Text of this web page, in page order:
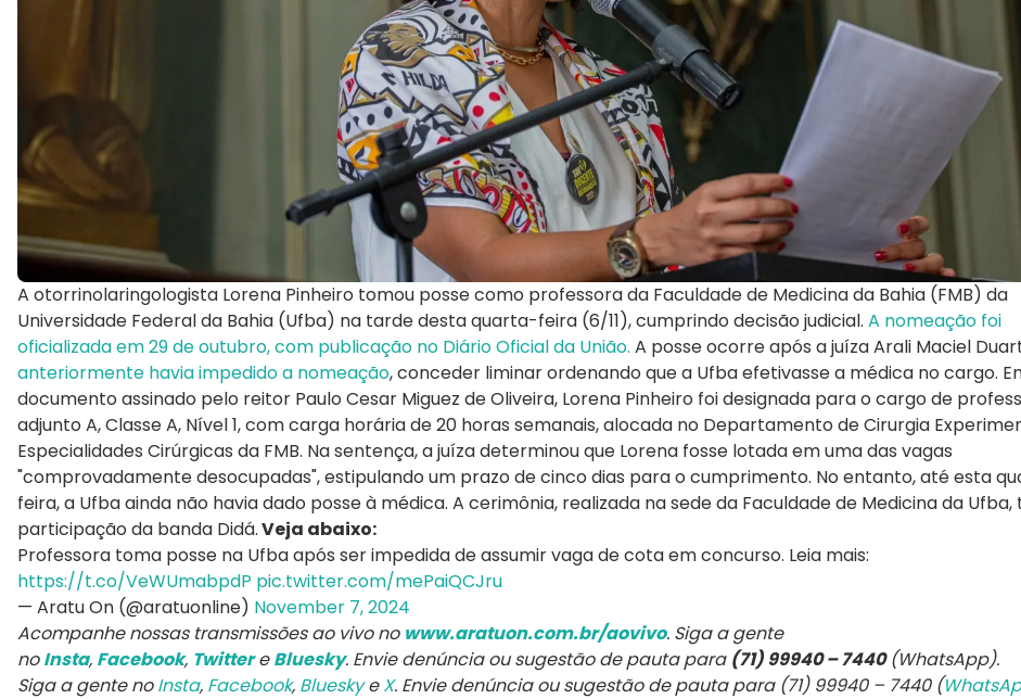
A otorrinolaringologista Lorena Pinheiro tomou posse como professora da Faculdade de Medicina da Bahia (FMB) da
Universidade Federal da Bahia (Ufba) na tarde desta quarta-feira (6/11), cumprindo decisão judicial. A nomeação foi
oficializada em 29 de outubro, com publicação no Diário Oficial da União. A posse ocorre após a juíza Arali Maciel
anteriormente havia impedido a nomeação, conceder liminar ordenando que a Ufba efetivasse a médica no cargo.
documento assinado pelo reitor Paulo Cesar Miguez de Oliveira, Lorena Pinheiro foi designada para o cargo de
adjunto A, Classe A, Nível 1, com carga horária de 20 horas semanais, alocada no Departamento de Cirurgia
Especialidades Cirúrgicas da FMB. Na sentença, a juíza determinou que Lorena fosse lotada em uma das vagas
"comprovadamente desocupadas", estipulando um prazo de cinco dias para o cumprimento. No entanto, até esta
feira, a Ufba ainda não havia dado posse à médica. A cerimônia, realizada na sede da Faculdade de Medicina da Ufba,
participação da banda Didá.Veja abaixo:
Professora toma posse na Ufba após ser impedida de assumir vaga de cota em concurso. Leia mais:
https://t.co/VeWUmabpdP pic.twitter.com/mePaiQCJru
— Aratu On (@aratuonline) November 7, 2024
Acompanhe nossas transmissões ao vivo no www.aratuon.com.br/aovivo. Siga a gente
noInsta, Facebook, TwittereBluesky. Envie denúncia ou sugestão de pauta para (71) 99940 – 7440(WhatsApp).
Siga a gente noInsta, Facebook, BlueskyeX. Envie denúncia ou sugestão de pauta para (71) 99940 – 7440 (